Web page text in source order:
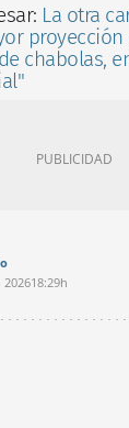
La otra
proyección
chabolas,
202618:29h